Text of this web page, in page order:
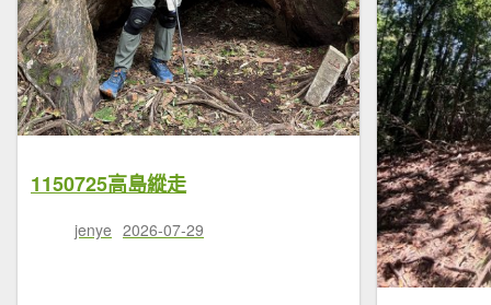
1150725高島縱走
jenye 2026-07-29